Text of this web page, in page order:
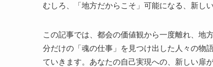
むしろ、「地方だからこそ」可能になる、新し
この記事では、都会の価値観から一度離れ、地
分だけの「魂の仕事」を見つけ出した人々の物
ていきます。あなたの自己実現への、新しい扉